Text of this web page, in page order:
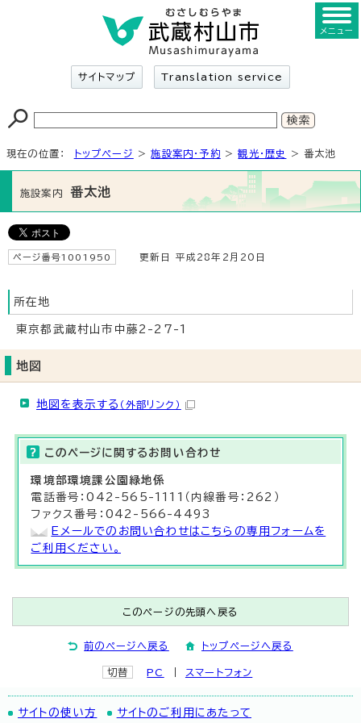
サイトマップ Translation service
メニュー
現在の位置： トップページ >施設案内・予約 >観光・歴史 > 番太池
施設案内 番太池
ページ番号1001950 更新日 平成28年2月20日
所在地
東京都武蔵村山市中藤2-27-1
地図
地図を表示する （外部リンク）
このページに関する お問い合わせ
環境部環境課 公園緑地係
電話番号：042-565-1111（内線番号：262）
ファクス番号：042-566-4493
Eメールでのお問い合わせはこちらの専用フォームを
ご利用ください。
このページの先頭へ戻る
前のページへ戻る トップページへ戻る
切替 PC スマートフォン
サイトの使い方 サイトのご利用にあたって